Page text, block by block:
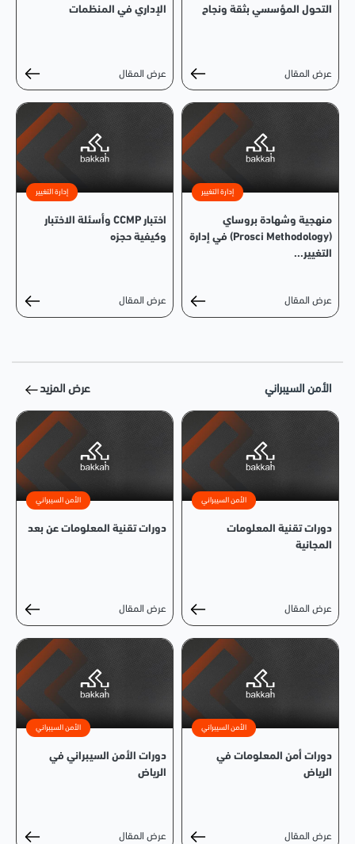
التحول المؤسسي بثقة ونجاح
عرض المقال
الإداري في المنظمات
عرض المقال
إدارة التغيير
منهجية وشهادة بروساي
(Prosci Methodology) في إدارة
التغيير...
عرض المقال
إدارة التغيير
اختبار CCMP وأسئلة الاختبار
وكيفية حجزه
عرض المقال
الأمن السيبراني عرض المزيد
الأمن السيبراني
دورات تقنية المعلومات
المجانية
عرض المقال
الأمن السيبراني
دورات تقنية المعلومات عن بعد
عرض المقال
الأمن السيبراني
دورات أمن المعلومات في
الرياض
عرض المقال
الأمن السيبراني
دورات الأمن السيبراني في
الرياض
عرض المقال